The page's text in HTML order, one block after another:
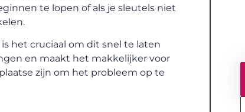
te lopen of als je sleutels niet
het cruciaal om dit snel te laten
en maakt het makkelijker voor
zijn om het probleem op te